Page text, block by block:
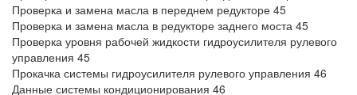
Проверка и замена масла в переднем редукторе 45
Проверка и замена масла в редукторе заднего моста 45
Проверка уровня рабочей жидкости гидроусилителя рулевого
управления 45
Прокачка системы гидроусилителя рулевого управления 46
Данные системы кондиционирования 46